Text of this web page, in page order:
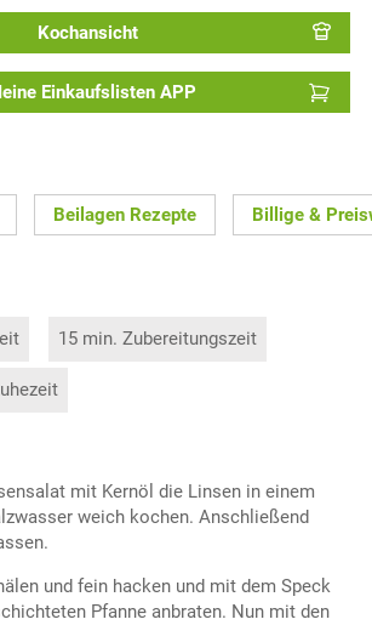
Kochansicht
Einkaufslisten APP
Beilagen Rezepte Billige &
15 min. Zubereitungszeit
mit Kernöl die Linsen in einem
weich kochen. Anschließend
und fein hacken und mit dem Speck
Pfanne anbraten. Nun mit den